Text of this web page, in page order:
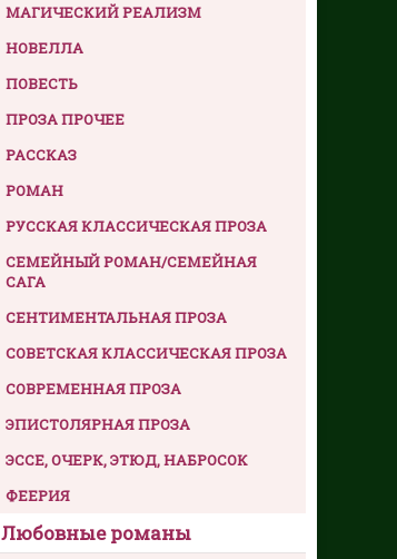
МАГИЧЕСКИЙ РЕАЛИЗМ
НОВЕЛЛА
ПОВЕСТЬ
ПРОЗА ПРОЧЕЕ
РАССКАЗ
РОМАН
РУССКАЯ КЛАССИЧЕСКАЯ ПРОЗА
СЕМЕЙНЫЙ РОМАН/СЕМЕЙНАЯ
САГА
СЕНТИМЕНТАЛЬНАЯ ПРОЗА
СОВЕТСКАЯ КЛАССИЧЕСКАЯ ПРОЗА
СОВРЕМЕННАЯ ПРОЗА
ЭПИСТОЛЯРНАЯ ПРОЗА
ЭССЕ, ОЧЕРК, ЭТЮД, НАБРОСОК
ФЕЕРИЯ
Любовные романы